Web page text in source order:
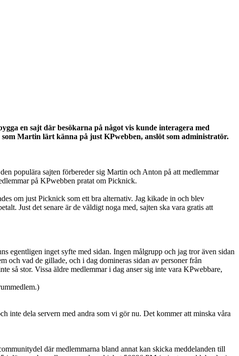
en sajt där besökarna på något vis kunde interagera med
som Martin lärt känna på just KPwebben, anslöt som administratör.
populära sajten förbereder sig Martin och Anton på att medlemmar
på KPwebben pratat om Picknick.
om just Picknick som ett bra alternativ. Jag kikade in och blev
Just det senare är de väldigt noga med, sajten ska vara gratis att
egentligen inget syfte med sidan. Ingen målgrupp och jag tror även sidan
och vad de gillade, och i dag domineras sidan av personer från
så stor. Vissa äldre medlemmar i dag anser sig inte vara KPwebbare,
inte dela servern med andra som vi gör nu. Det kommer att minska våra
där medlemmarna bland annat kan skicka meddelanden till